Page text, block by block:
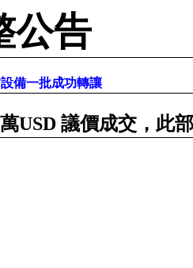
公告
備一批成功轉讓
萬USD 議價成交，此